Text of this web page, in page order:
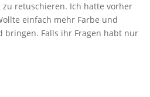
retuschieren. Ich hatte vorher
einfach mehr Farbe und
bringen. Falls ihr Fragen habt nur